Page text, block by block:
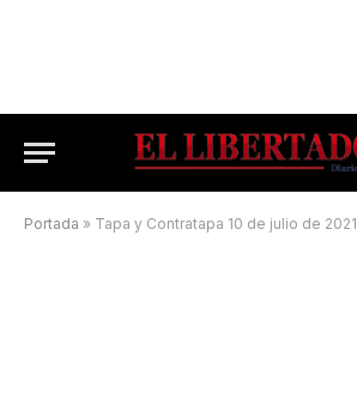
Portada » Tapa y Contratapa 10 de julio de 2021